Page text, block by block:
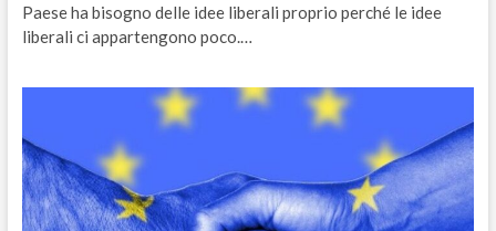
Paese ha bisogno delle idee liberali proprio perché le idee
liberali ci appartengono poco.…